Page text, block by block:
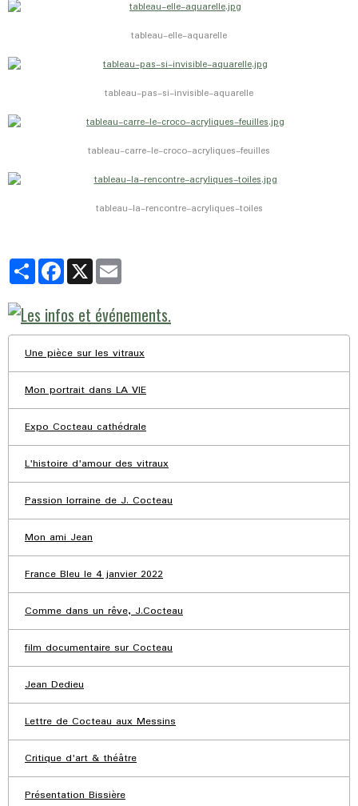
tableau-elle-aquarelle
tableau-pas-si-invisible-aquarelle
tableau-carre-le-croco-acryliques-feuilles
tableau-la-rencontre-acryliques-toiles
PartagerFacebook
X
Une pièce sur les vitraux
Mon portrait dans LA VIE
Expo Cocteau cathédrale
L'histoire d'amour des vitraux
Passion lorraine de J. Cocteau
Mon ami Jean
France Bleu le 4 janvier 2022
Comme dans un rêve, J.Cocteau
film documentaire sur Cocteau
Jean Dedieu
Lettre de Cocteau aux Messins
Critique d'art & théâtre
Présentation Bissière